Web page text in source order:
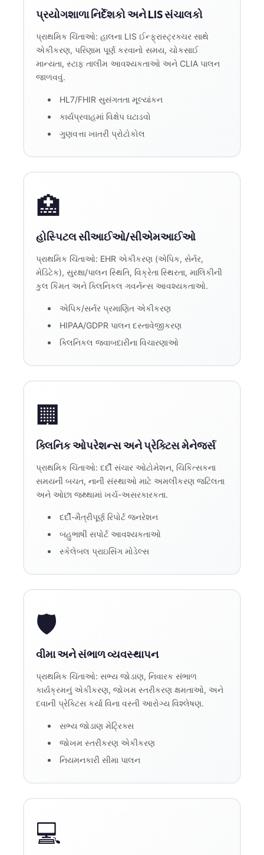
પ્રયોગશાળા નિર્દેશકો અને LIS સંચાલકો
પ્રાથમિક ચિંતાઓ: હાલના LIS ઈન્ફ્રાસ્ટ્રક્ચર સાથે
એકીકરણ, પરિણામ પૂર્ણ કરવાનો સમય, ચોકસાઈ
માન્યતા, સ્ટાફ તાલીમ આવશ્યકતાઓ અને CLIA પાલન
જાળવવું.
HL7/FHIR સુસંગતતા મૂલ્યાંકન
કાર્યપ્રવાહમાં વિક્ષેપ ઘટાડવો
ગુણવત્તા ખાતરી પ્રોટોકોલ
🏥
હોસ્પિટલ સીઆઈઓ/સીએમઆઈઓ
પ્રાથમિક ચિંતાઓ: EHR એકીકરણ (એપિક, સેર્નર,
મેડિટેક), સુરક્ષા/પાલન સ્થિતિ, વિક્રેતા સ્થિરતા, માલિકીની
કુલ કિંમત અને ક્લિનિકલ ગવર્નન્સ આવશ્યકતાઓ.
એપિક/સર્નર પ્રમાણિત એકીકરણ
HIPAA/GDPR પાલન દસ્તાવેજીકરણ
ક્લિનિકલ જવાબદારીના વિચારણાઓ
🏢
ક્લિનિક ઓપરેશન્સ અને પ્રેક્ટિસ મેનેજર્સ
પ્રાથમિક ચિંતાઓ: દર્દી સંચાર ઓટોમેશન, ચિકિત્સકના
સમયની બચત, નાની સંસ્થાઓ માટે અમલીકરણ જટિલતા
અને ઓછા જથ્થામાં ખર્ચ-અસરકારકતા.
દર્દી-મૈત્રીપૂર્ણ રિપોર્ટ જનરેશન
બહુભાષી સપોર્ટ આવશ્યકતાઓ
સ્કેલેબલ પ્રાઇસિંગ મોડેલ્સ
🛡️
વીમા અને સંભાળ વ્યવસ્થાપન
પ્રાથમિક ચિંતાઓ: સભ્ય જોડાણ, નિવારક સંભાળ
કાર્યક્રમનું એકીકરણ, જોખમ સ્તરીકરણ ક્ષમતાઓ, અને
દવાની પ્રેક્ટિસ કર્યા વિના વસ્તી આરોગ્ય વિશ્લેષણ.
સભ્ય જોડાણ મેટ્રિક્સ
જોખમ સ્તરીકરણ એકીકરણ
નિયમનકારી સીમા પાલન
💻